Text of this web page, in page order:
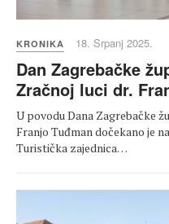
KRONIKA 18. Srpanj 2025.
Dan Zagrebačke
Zračnoj luci dr.
U povodu Dana Zagrebačke
Franjo Tuđman dočekano je
Turistička zajednica…